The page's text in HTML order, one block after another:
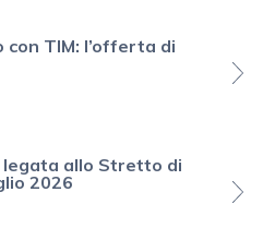
con TIM: l’offerta di
legata allo Stretto di
2026